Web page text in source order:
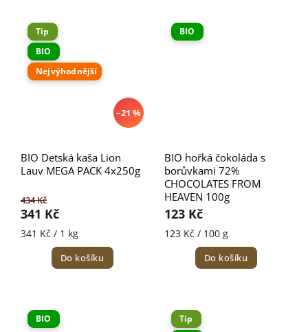
Tip
BIO
Nejvýhodnější
–21 %
BIO Detská kaša Lion
Lauv MEGA PACK 4x250g
434 Kč
341 Kč
341 Kč / 1 kg
Do košíku
BIO
BIO hořká čokoláda s
borůvkami 72%
CHOCOLATES FROM
HEAVEN 100g
123 Kč
123 Kč / 100 g
Do košíku
BIO
Tip